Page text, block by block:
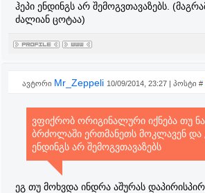
ჰეპი ენდინგს არ შემოგვთავაზებს.
ძალიან ცოტაა)
ავტორი Mr_Zeppeli 10/09/2014, 23:27 | პოსტი #
ვფიქრობ ორიგინალური იქნება თუ
ბრძოლაში ერთმანეთს მოკლავენ და
ენდინგს არ შემოგვთავაზებს
ეგ თუ მოხვდა ინდრა აშურას